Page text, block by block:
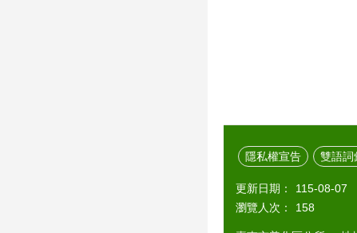
隱私權宣告 雙語詞
更新日期：
115-08-07
瀏覽人次：
158